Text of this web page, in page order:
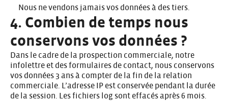
Nous ne vendons jamais vos données à des tiers.
4. Combien de temps nous
conservons vos données ?
Dans le cadre de la prospection commerciale, notre
infolettre et des formulaires de contact, nous conservons
vos données 3 ans à compter de la fin de la relation
commerciale. L’adresse IP est conservée pendant la durée
de la session. Les fichiers log sont effacés après 6 mois.